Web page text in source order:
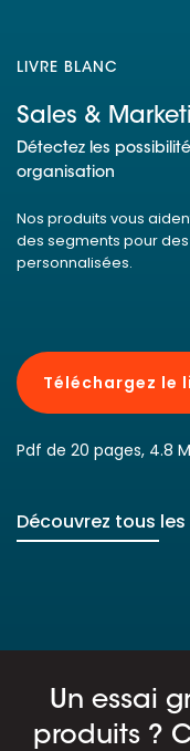
LIVRE BLANC
Sales &
Détectez les
organisation
Nos produits vous
des segments pour
personnalisées.
Téléchargez le
Pdf de 20 pages, 4.8
Découvrez tous
Un essai
produits ?